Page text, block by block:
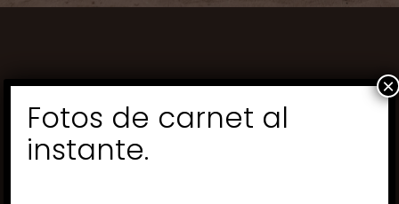
Fotos de carnet al
instante.
×